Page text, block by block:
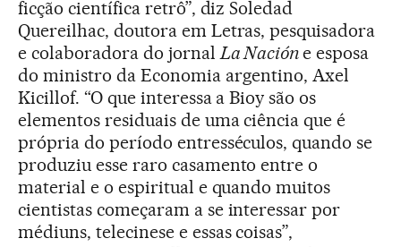
ficção científica retrô”, diz Soledad
Quereilhac, doutora em Letras, pesquisadora
e colaboradora do jornal La Nacióne esposa
do ministro da Economia argentino, Axel
Kicillof. “O que interessa a Bioy são os
elementos residuais de uma ciência que é
própria do período entresséculos, quando se
produziu esse raro casamento entre o
material e o espiritual e quando muitos
cientistas começaram a se interessar por
médiuns, telecinese e essas coisas”,